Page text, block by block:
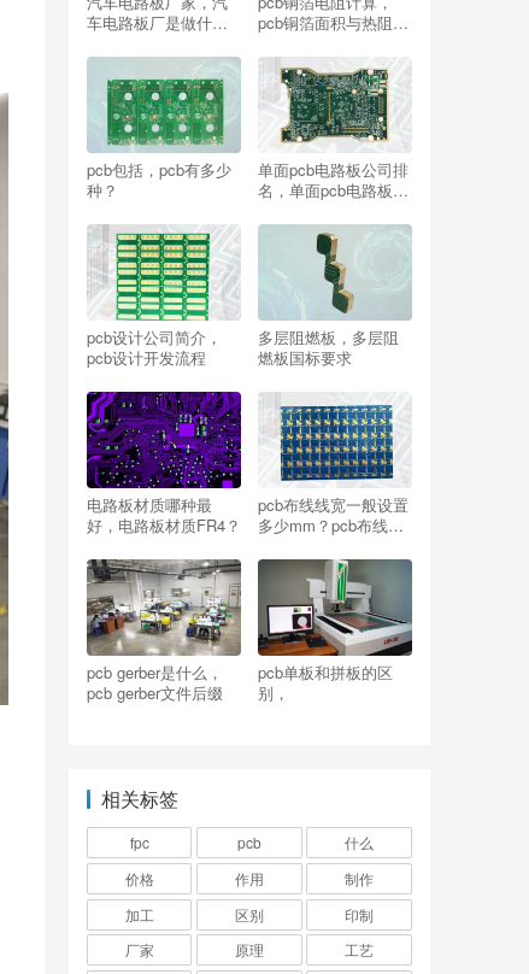
车电路板厂是做什
pcb铜箔面积与热阻关
pcb包括，pcb有多少
种？
单面pcb电路板公司排
名，单面pcb电路板公
pcb设计公司简介，
pcb设计开发流程
多层阻燃板，多层阻
燃板国标要求
电路板材质哪种最
好，电路板材质FR4？
pcb布线线宽一般设置
多少mm？pcb布线线
pcb gerber是什么，
pcb gerber文件后缀
pcb单板和拼板的区
别，
相关标签
fpc pcb
什么
价格
作用
制作
加工
区别
印制
厂家
原理
工艺